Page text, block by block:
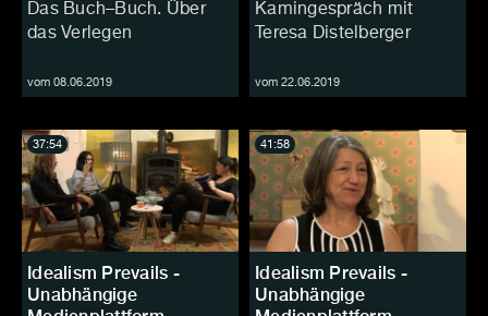
Das Buch–Buch. Über
das Verlegen
vom 08.06.2019
Kamingespräch mit
Teresa Distelberger
vom 22.06.2019
Idealism Prevails -
Unabhängige
37:54
Idealism Prevails -
Unabhängige
41:58